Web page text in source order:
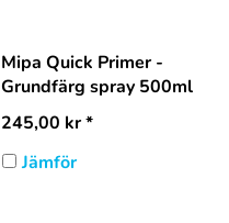
Mipa Quick Primer -
Grundfärg spray 500ml
245,00 kr*
Jämför